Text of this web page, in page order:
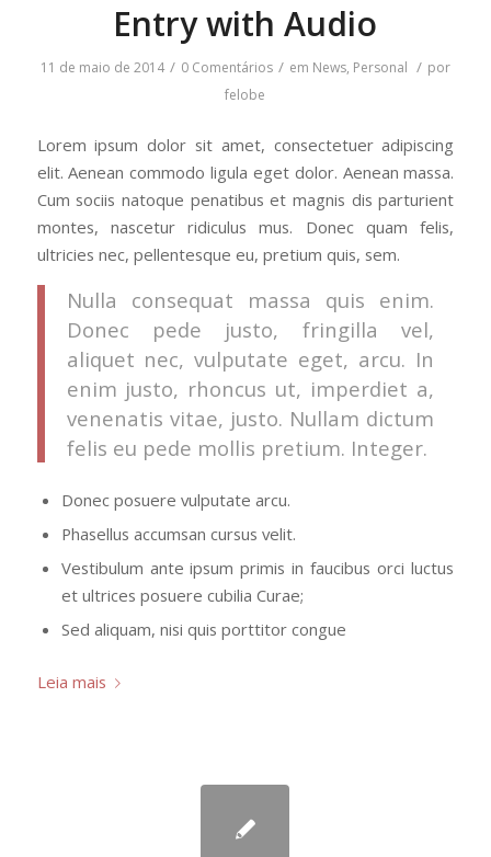
Entry with Audio
11 de maio de 2014 / 0 Comentários / em News, Personal / por
felobe
Lorem ipsum dolor sit amet, consectetuer adipiscing
elit. Aenean commodo ligula eget dolor. Aenean massa.
Cum sociis natoque penatibus et magnis dis parturient
montes, nascetur ridiculus mus. Donec quam felis,
ultricies nec, pellentesque eu, pretium quis, sem.
Nulla consequat massa quis enim.
Donec pede justo, fringilla vel,
aliquet nec, vulputate eget, arcu. In
enim justo, rhoncus ut, imperdiet a,
venenatis vitae, justo. Nullam dictum
felis eu pede mollis pretium. Integer.
Donec posuere vulputate arcu.
Phasellus accumsan cursus velit.
Vestibulum ante ipsum primis in faucibus orci luctus
et ultrices posuere cubilia Curae;
Sed aliquam, nisi quis porttitor congue
Leia mais